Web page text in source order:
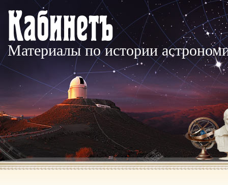
Материалы по истории